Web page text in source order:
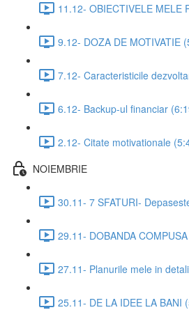
11.12- OBIECTIVELE MELE
9.12- DOZA DE MOTIVATIE
7.12- Caracteristicile
6.12- Backup-ul financiar
2.12- Citate motivationale
NOIEMBRIE
30.11- 7 SFATURI-
29.11- DOBANDA
27.11- Planurile mele in
25.11- DE LA IDEE LA BANI